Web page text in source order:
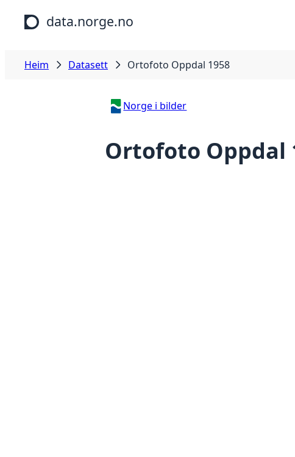
Hopp til hovudinnhald
data.norge.no
Heim Datasett Ortofoto Oppdal 1958
Norge i bilder
Ortofoto Oppdal